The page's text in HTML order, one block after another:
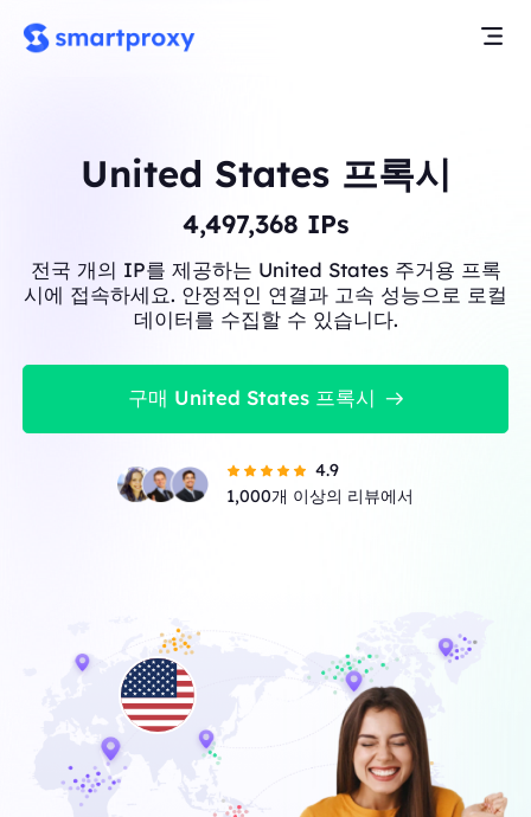
United States 프록시
4,497,368 IPs
전국 개의 IP를 제공하는 United States 주거용 프록
시에 접속하세요. 안정적인 연결과 고속 성능으로 로컬
데이터를 수집할 수 있습니다.
구매 United States 프록시
4.9
1,000개 이상의 리뷰에서